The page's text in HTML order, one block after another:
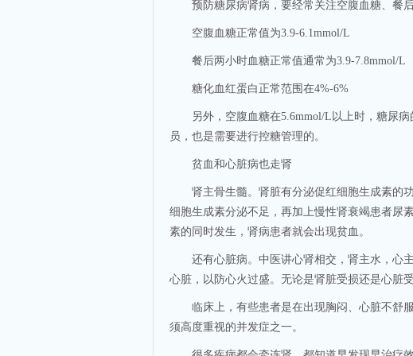
预防糖尿病肾病，要经常关注空腹血糖、餐后
空腹血糖正常值为3.9-6.1mmol/L
餐后两小时血糖正常值通常为3.9-7.8mmol/L
糖化血红蛋白正常范围在4%-6%
另外，空腹血糖在5.6mmol/L以上时，糖尿病
员，也是需要进行控糖管理的。
贫血和心脏病也走肾
肾主骨生髓。肾脏有分泌促红细胞生成素的功
细胞生成素分泌不足，再加上慢性肾衰竭患者尿
素的同时发生，肾病患者就会出现贫血。
还有心脏病。中医讲心肾相交，肾主水，心主
心脏，以防心火过盛。无论是肾脏受损还是心脏
临床上，有些患者是在出现胸闷、心脏不舒服
须高度重视的并发症之一。